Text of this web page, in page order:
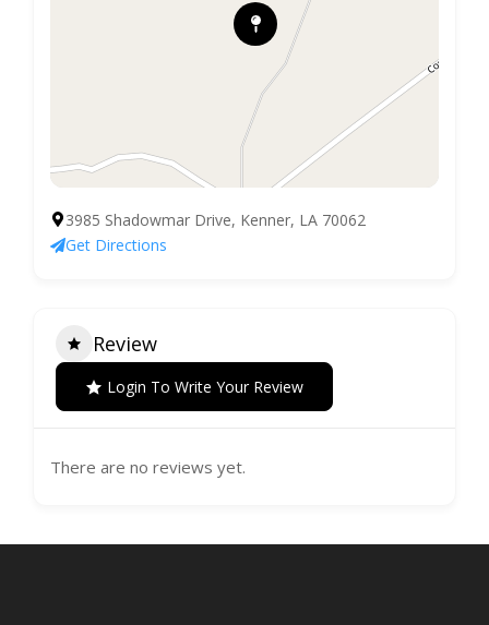
3985 Shadowmar Drive, Kenner, LA 70062
Get Directions
Review
Login To Write Your Review
There are no reviews yet.